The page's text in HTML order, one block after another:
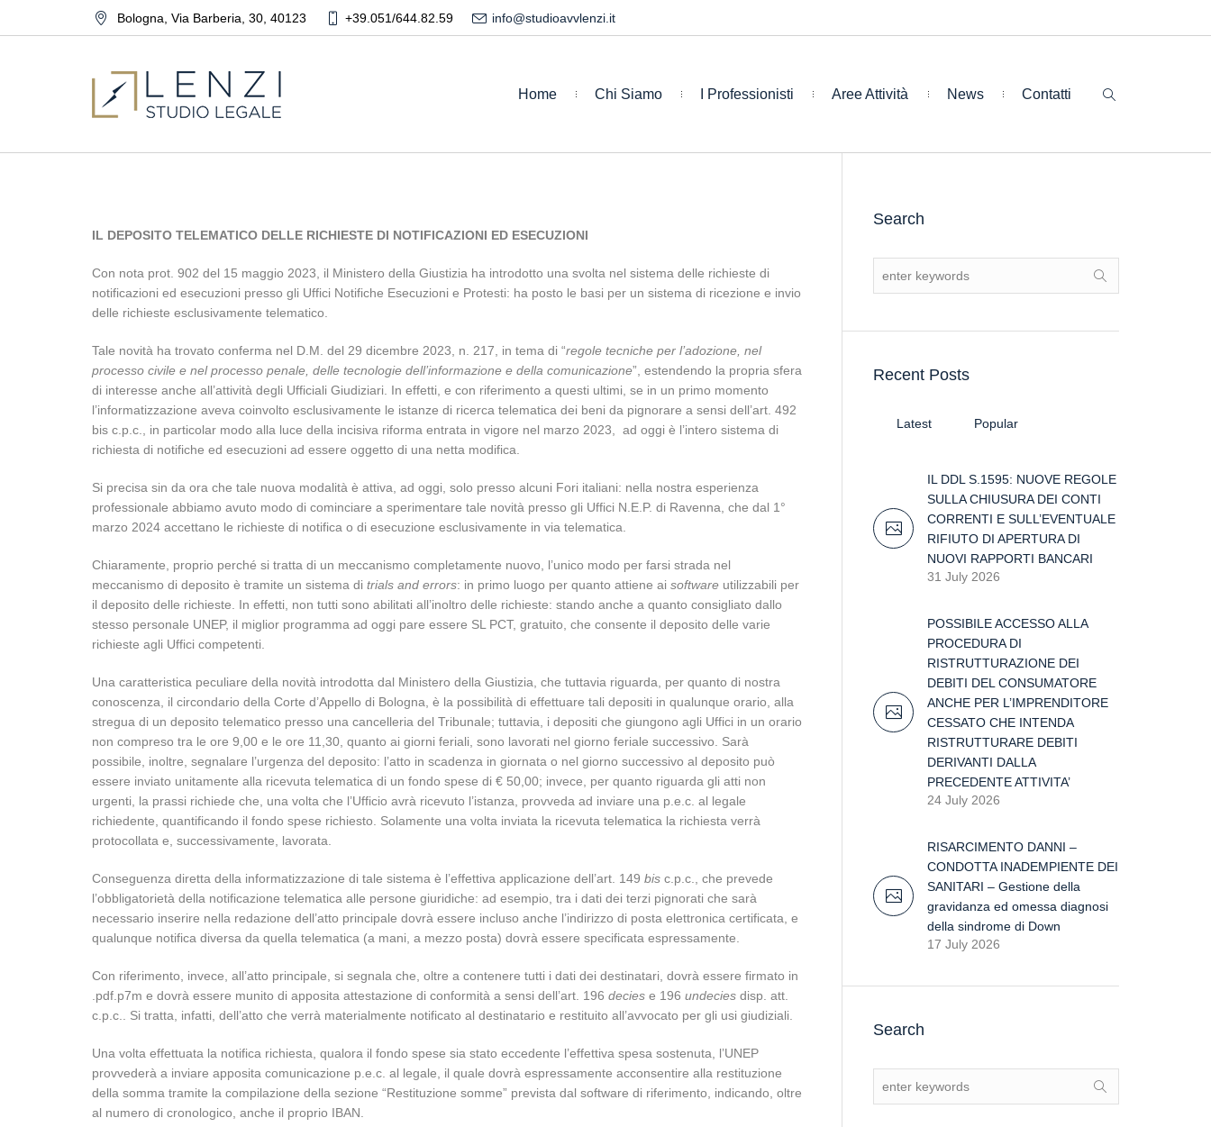
Bologna Via Barberia, 30, 40123 +39.051/644.82.59 info@studioavvlenzi.it
Home Chi Siamo I Professionisti Aree Attività News Contatti
IL DEPOSITO TELEMATICO DELLE RICHIESTE DI NOTIFICAZIONI ED ESECUZIONI
Con nota prot. 902 del 15 maggio 2023, il Ministero della Giustizia ha introdotto una svolta nel sistema delle richieste di
notificazioni ed esecuzioni presso gli Uffici Notifiche Esecuzioni e Protesti: ha posto le basi per un sistema di ricezione e invio
delle richieste esclusivamente telematico.
Tale novità ha trovato conferma nel D.M. del 29 dicembre 2023, n. 217, in tema di “regole tecniche per l’adozione, nel
processo civile e nel processo penale, delle tecnologie dell’informazione e della comunicazione”, estendendo la propria sfera
di interesse anche all’attività degli Ufficiali Giudiziari. In effetti, e con riferimento a questi ultimi, se in un primo momento
l’informatizzazione aveva coinvolto esclusivamente le istanze di ricerca telematica dei beni da pignorare a sensi dell’art. 492
bis c.p.c., in particolar modo alla luce della incisiva riforma entrata in vigore nel marzo 2023, ad oggi è l’intero sistema di
richiesta di notifiche ed esecuzioni ad essere oggetto di una netta modifica.
Si precisa sin da ora che tale nuova modalità è attiva, ad oggi, solo presso alcuni Fori italiani: nella nostra esperienza
professionale abbiamo avuto modo di cominciare a sperimentare tale novità presso gli Uffici N.E.P. di Ravenna, che dal 1°
marzo 2024 accettano le richieste di notifica o di esecuzione esclusivamente in via telematica.
Chiaramente, proprio perché si tratta di un meccanismo completamente nuovo, l’unico modo per farsi strada nel
meccanismo di deposito è tramite un sistema di trials and errors: in primo luogo per quanto attiene ai software utilizzabili per
il deposito delle richieste. In effetti, non tutti sono abilitati all’inoltro delle richieste: stando anche a quanto consigliato dallo
stesso personale UNEP, il miglior programma ad oggi pare essere SL PCT, gratuito, che consente il deposito delle varie
richieste agli Uffici competenti.
Una caratteristica peculiare della novità introdotta dal Ministero della Giustizia, che tuttavia riguarda, per quanto di nostra
conoscenza, il circondario della Corte d’Appello di Bologna, è la possibilità di effettuare tali depositi in qualunque orario, alla
stregua di un deposito telematico presso una cancelleria del Tribunale; tuttavia, i depositi che giungono agli Uffici in un orario
non compreso tra le ore 9,00 e le ore 11,30, quanto ai giorni feriali, sono lavorati nel giorno feriale successivo. Sarà
possibile, inoltre, segnalare l’urgenza del deposito: l’atto in scadenza in giornata o nel giorno successivo al deposito può
essere inviato unitamente alla ricevuta telematica di un fondo spese di € 50,00; invece, per quanto riguarda gli atti non
urgenti, la prassi richiede che, una volta che l’Ufficio avrà ricevuto l’istanza, provveda ad inviare una p.e.c. al legale
richiedente, quantificando il fondo spese richiesto. Solamente una volta inviata la ricevuta telematica la richiesta verrà
protocollata e, successivamente, lavorata.
Conseguenza diretta della informatizzazione di tale sistema è l’effettiva applicazione dell’art. 149 bis c.p.c., che prevede
l’obbligatorietà della notificazione telematica alle persone giuridiche: ad esempio, tra i dati dei terzi pignorati che sarà
necessario inserire nella redazione dell’atto principale dovrà essere incluso anche l’indirizzo di posta elettronica certificata, e
qualunque notifica diversa da quella telematica (a mani, a mezzo posta) dovrà essere specificata espressamente.
Con riferimento, invece, all’atto principale, si segnala che, oltre a contenere tutti i dati dei destinatari, dovrà essere firmato in
.pdf.p7m e dovrà essere munito di apposita attestazione di conformità a sensi dell’art. 196 decies e 196 undecies disp. att.
c.p.c.. Si tratta, infatti, dell’atto che verrà materialmente notificato al destinatario e restituito all’avvocato per gli usi giudiziali.
Una volta effettuata la notifica richiesta, qualora il fondo spese sia stato eccedente l’effettiva spesa sostenuta, l’UNEP
provvederà a inviare apposita comunicazione p.e.c. al legale, il quale dovrà espressamente acconsentire alla restituzione
della somma tramite la compilazione della sezione “Restituzione somme” prevista dal software di riferimento, indicando, oltre
al numero di cronologico, anche il proprio IBAN.
Search
Recent Posts
Latest Popular
IL DDL S.1595: NUOVE REGOLE
SULLA CHIUSURA DEI CONTI
CORRENTI E SULL’EVENTUALE
RIFIUTO DI APERTURA DI
NUOVI RAPPORTI BANCARI
31 July 2026
POSSIBILE ACCESSO ALLA
PROCEDURA DI
RISTRUTTURAZIONE DEI
DEBITI DEL CONSUMATORE
ANCHE PER L’IMPRENDITORE
CESSATO CHE INTENDA
RISTRUTTURARE DEBITI
DERIVANTI DALLA
PRECEDENTE ATTIVITA’
24 July 2026
RISARCIMENTO DANNI –
CONDOTTA INADEMPIENTE DEI
SANITARI – Gestione della
gravidanza ed omessa diagnosi
della sindrome di Down
17 July 2026
Search